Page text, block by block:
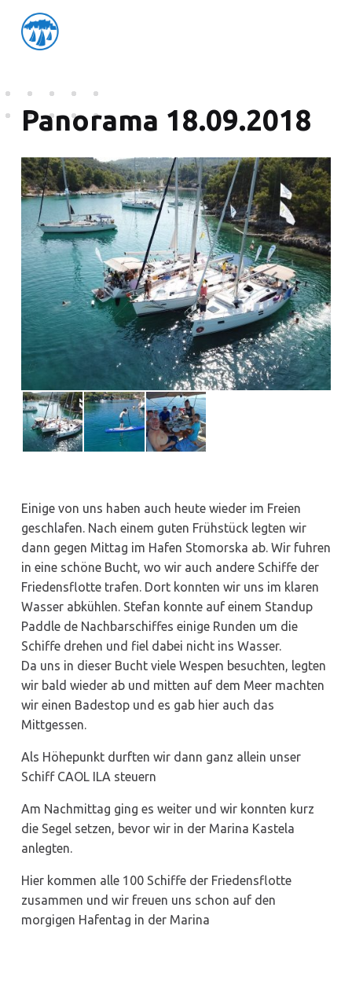
friedensflotte salzburg
Friedensflotte Salzburg
Panorama 18.09.2018
Einige von uns haben auch heute wieder im Freien
geschlafen. Nach einem guten Frühstück legten wir
dann gegen Mittag im Hafen Stomorska ab. Wir fuhren
in eine schöne Bucht, wo wir auch andere Schiffe der
Friedensflotte trafen. Dort konnten wir uns im klaren
Wasser abkühlen. Stefan konnte auf einem Standup
Paddle de Nachbarschiffes einige Runden um die
Schiffe drehen und fiel dabei nicht ins Wasser.
Da uns in dieser Bucht viele Wespen besuchten, legten
wir bald wieder ab und mitten auf dem Meer machten
wir einen Badestop und es gab hier auch das
Mittgessen.
Als Höhepunkt durften wir dann ganz allein unser
Schiff CAOL ILA steuern
Am Nachmittag ging es weiter und wir konnten kurz
die Segel setzen, bevor wir in der Marina Kastela
anlegten.
Hier kommen alle 100 Schiffe der Friedensflotte
zusammen und wir freuen uns schon auf den
morgigen Hafentag in der Marina